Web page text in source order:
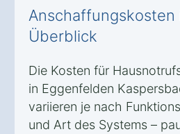
Anschaffungskosten
Überblick
Die Kosten für
in Eggenfelden
variieren je nach
und Art des Systems –